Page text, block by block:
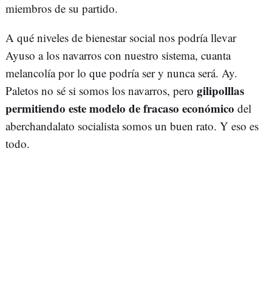
miembros de su partido.
A qué niveles de bienestar social nos podría llevar
Ayuso a los navarros con nuestro sistema, cuanta
melancolía por lo que podría ser y nunca será. Ay.
Paletos no sé si somos los navarros, pero gilipolllas
permitiendo este modelo de fracaso económico del
aberchandalato socialista somos un buen rato. Y eso es
todo.